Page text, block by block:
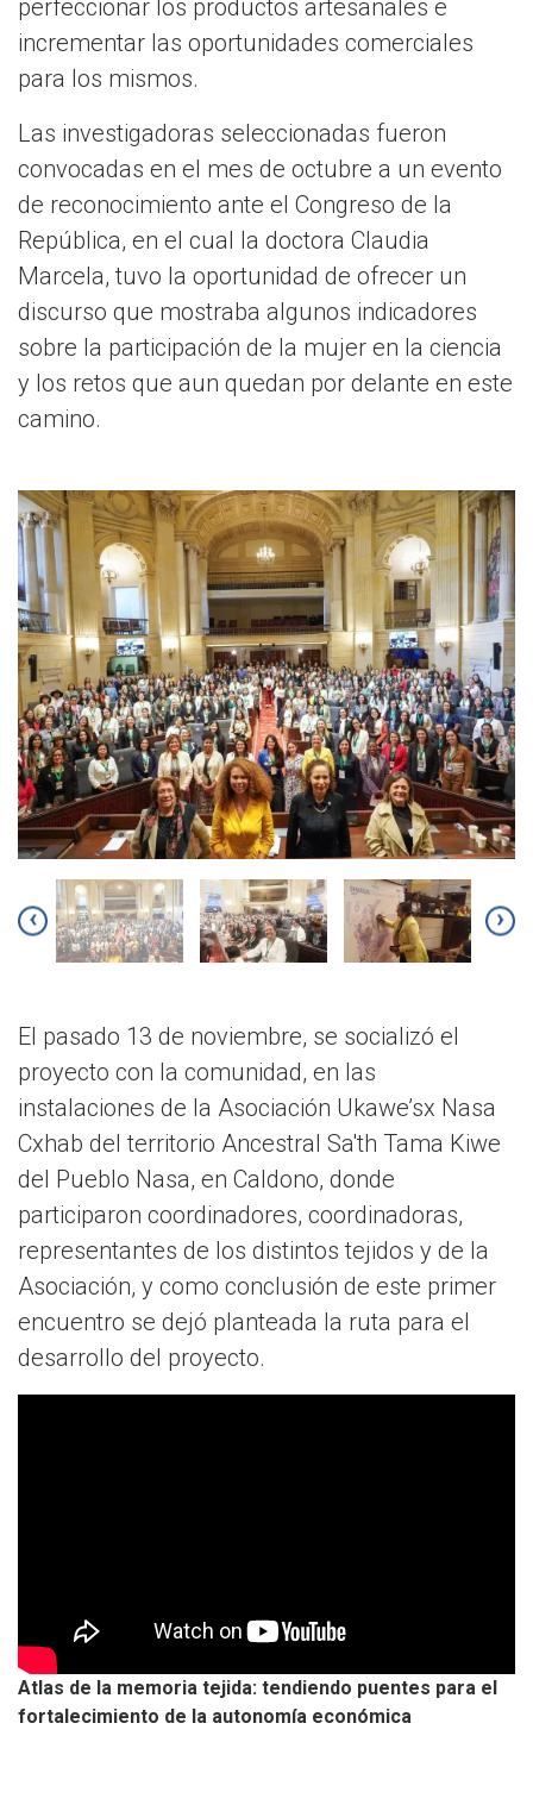
perfeccionar los productos artesanales e
incrementar las oportunidades comerciales
para los mismos.
Las investigadoras seleccionadas fueron
convocadas en el mes de octubre a un evento
de reconocimiento ante el Congreso de la
República, en el cual la doctora Claudia
Marcela, tuvo la oportunidad de ofrecer un
discurso que mostraba algunos indicadores
sobre la participación de la mujer en la ciencia
y los retos que aun quedan por delante en este
camino.
‹ ›
El pasado 13 de noviembre, se socializó el
proyecto con la comunidad, en las
instalaciones de la Asociación Ukawe’sx Nasa
Cxhab del territorio Ancestral Sa'th Tama Kiwe
del Pueblo Nasa, en Caldono, donde
participaron coordinadores, coordinadoras,
representantes de los distintos tejidos y de la
Asociación, y como conclusión de este primer
encuentro se dejó planteada la ruta para el
desarrollo del proyecto.
Atlas de la memoria tejida: tendiendo puentes para el
fortalecimiento de la autonomía económica